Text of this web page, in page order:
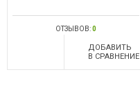
ОТЗЫВОВ:0
ДОБАВИТЬ
В СРАВНЕНИЕ